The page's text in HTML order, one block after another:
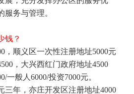
务与管理。
钱？
，顺义区一次性注册地址5000元
，大兴西红门政府地址4500
一般人 6000/投资7000元。
三年，亦庄开发区注册地址4000